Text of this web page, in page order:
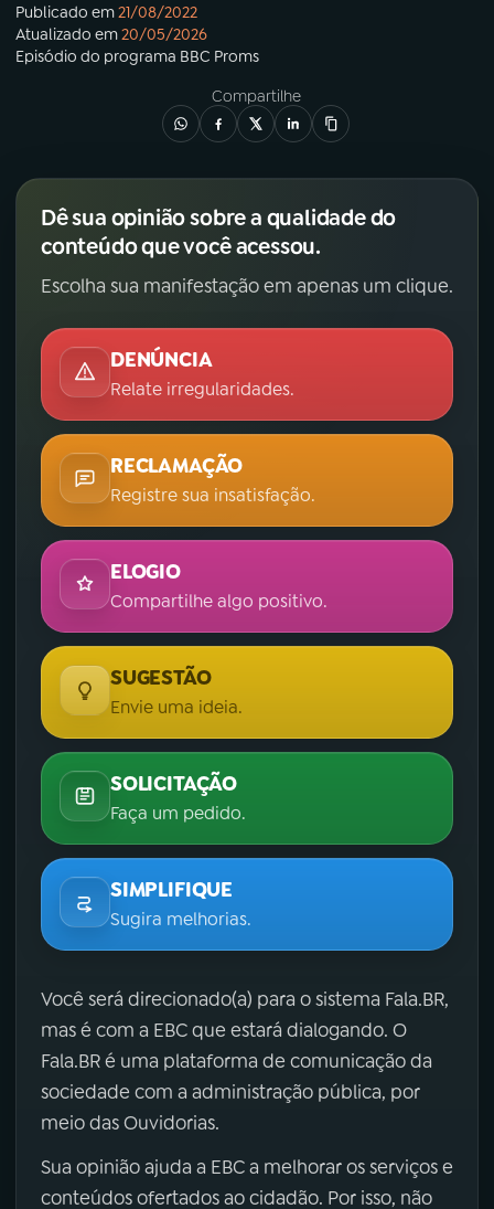
Publicado em21/08/2022
Atualizado em20/05/2026
Episódio do programa BBC Proms
Compartilhe
Dê sua opinião sobre a qualidade do
conteúdo que você acessou.
Escolha sua manifestação em apenas um clique.
DENÚNCIA
Relate irregularidades.
RECLAMAÇÃO
Registre sua insatisfação.
ELOGIO
Compartilhe algo positivo.
SUGESTÃO
Envie uma ideia.
SOLICITAÇÃO
Faça um pedido.
SIMPLIFIQUE
Sugira melhorias.
Você será direcionado(a) para o sistema Fala.BR,
mas é com a EBC que estará dialogando. O
Fala.BR é uma plataforma de comunicação da
sociedade com a administração pública, por
meio das Ouvidorias.
Sua opinião ajuda a EBC a melhorar os serviços e
conteúdos ofertados ao cidadão. Por isso, não